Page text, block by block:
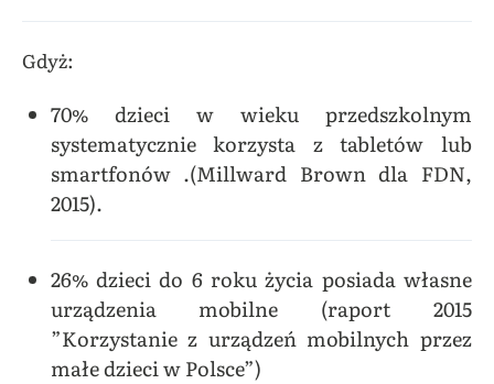
Gdyż:
70% dzieci w wieku przedszkolnym
systematycznie korzysta z tabletów lub
smartfonów .(Millward Brown dla FDN,
2015).
26% dzieci do 6 roku życia posiada własne
urządzenia mobilne (raport 2015
”Korzystanie z urządzeń mobilnych przez
małe dzieci w Polsce”)